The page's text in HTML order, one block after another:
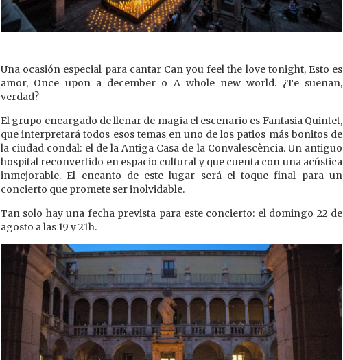
Una ocasión especial para cantar Can you feel the love tonight, Esto es
amor, Once upon a december o A whole new world. ¿Te suenan,
verdad?
El grupo encargado de llenar de magia el escenario es Fantasia Quintet,
que interpretará todos esos temas en uno de los patios más bonitos de
la ciudad condal: el de la Antiga Casa de la Convalescència. Un antiguo
hospital reconvertido en espacio cultural y que cuenta con una acústica
inmejorable. El encanto de este lugar será el toque final para un
concierto que promete ser inolvidable.
Tan solo hay una fecha prevista para este concierto: el domingo 22 de
agosto a las 19 y 21h.